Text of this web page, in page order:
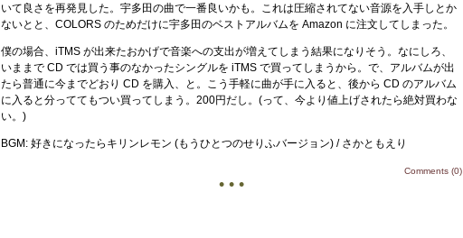
いて良さを再発見した。宇多田の曲で一番良いかも。これは圧縮されてない音源を入手しとか
ないとと、COLORS のためだけに宇多田のベストアルバムを Amazon に注文してしまった。
僕の場合、iTMS が出来たおかげで音楽への支出が増えてしまう結果になりそう。なにしろ、
いままで CD では買う事のなかったシングルを iTMS で買ってしまうから。で、アルバムが出
たら普通に今までどおり CD を購入、と。こう手軽に曲が手に入ると、後から CD のアルバム
に入ると分っててもつい買ってしまう。200円だし。(って、今より値上げされたら絶対買わな
い。)
BGM: 好きになったらキリンレモン (もうひとつのせりふバージョン) / さかともえり
Comments (0)
• • •